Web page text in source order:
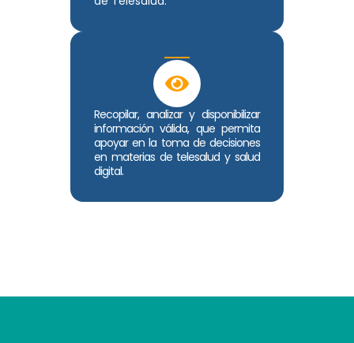
Recopilar, analizar y disponibilizar
información válida, que permita
apoyar en la toma de decisiones
en materias de telesalud y salud
digital.